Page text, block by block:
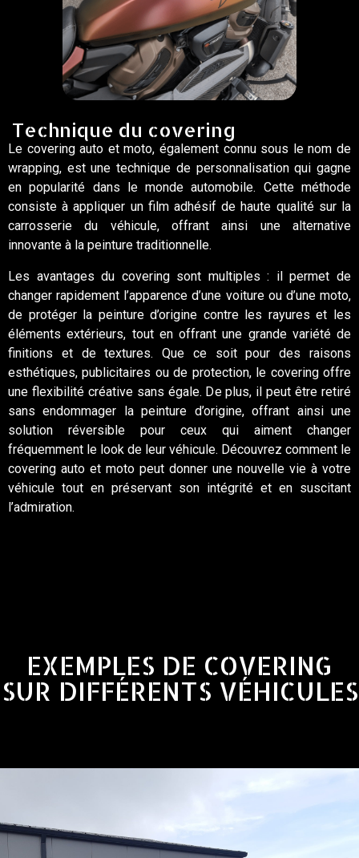
Technique du covering
Le covering auto et moto, également connu sous le nom de
wrapping, est une technique de personnalisation qui gagne
en popularité dans le monde automobile. Cette méthode
consiste à appliquer un film adhésif de haute qualité sur la
carrosserie du véhicule, offrant ainsi une alternative
innovante à la peinture traditionnelle.
Les avantages du covering sont multiples : il permet de
changer rapidement l’apparence d’une voiture ou d’une moto,
de protéger la peinture d’origine contre les rayures et les
éléments extérieurs, tout en offrant une grande variété de
finitions et de textures. Que ce soit pour des raisons
esthétiques, publicitaires ou de protection, le covering offre
une flexibilité créative sans égale. De plus, il peut être retiré
sans endommager la peinture d’origine, offrant ainsi une
solution réversible pour ceux qui aiment changer
fréquemment le look de leur véhicule. Découvrez comment le
covering auto et moto peut donner une nouvelle vie à votre
véhicule tout en préservant son intégrité et en suscitant
l’admiration.
EXEMPLES DE COVERING
SUR DIFFÉRENTS VÉHICULES